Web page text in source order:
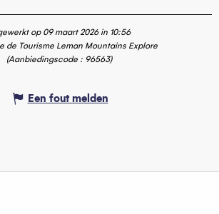
op 09 maart 2026 in 10:56
de Tourisme Leman Mountains Explore
(Aanbiedingscode : 96563)
Een fout melden